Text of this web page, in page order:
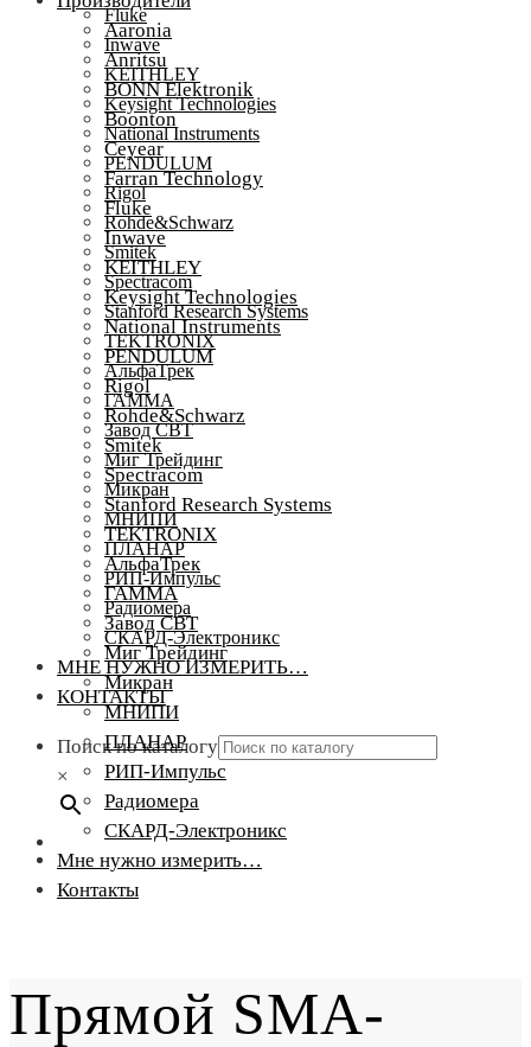
Fluke
Inwave
KEITHLEY
Keysight Technologies
National Instruments
PENDULUM
Rigol
Rohde&Schwarz
Smitek
Spectracom
Stanford Research Systems
TEKTRONIX
АльфаТрек
ГАММА
Завод СВТ
Миг Трейдинг
Микран
МНИПИ
ПЛАНАР
РИП-Импульс
Радиомера
СКАРД-Электроникс
МНЕ НУЖНО ИЗМЕРИТЬ…
КОНТАКТЫ
Поиск по каталогу
×
Aaronia
Anritsu
BONN Elektronik
Boonton
Ceyear
Farran Technology
Fluke
Inwave
KEITHLEY
Keysight Technologies
National Instruments
PENDULUM
Rigol
Rohde&Schwarz
Smitek
Spectracom
Stanford Research Systems
TEKTRONIX
АльфаТрек
ГАММА
Завод СВТ
Миг Трейдинг
Микран
МНИПИ
ПЛАНАР
РИП-Импульс
Радиомера
СКАРД-Электроникс
Мне нужно измерить…
Контакты
Прямой SMA-